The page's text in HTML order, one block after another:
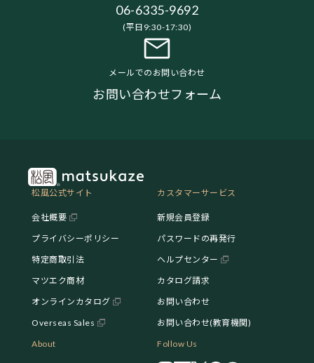
06-6335-9692
(平日9:30-17:30)
メールでのお問い合わせ
お問い合わせフォーム
松風公式サイト
会社概要
プライバシーポリシー
特定商取引法
マツエク商材
オンラインカタログ
Overseas Sales
カスタマーサービス
新規会員登録
パスワードの再発行
ヘルプセンター
カタログ請求
お問い合わせ
お問い合わせ(教育機関)
About
Follow Us